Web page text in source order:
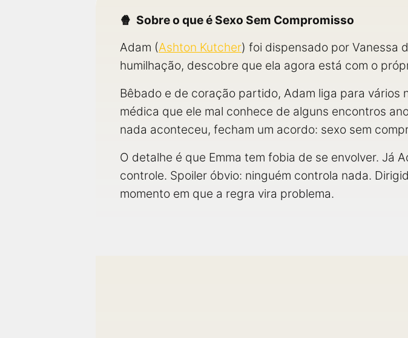
Sobre o que é Sexo Sem Compromisso
Adam (Ashton Kutcher) foi dispensado por Vanessa
humilhação, descobre que ela agora está com o
Bêbado e de coração partido, Adam liga para vários
médica que ele mal conhece de alguns encontros
nada aconteceu, fecham um acordo: sexo sem
O detalhe é que Emma tem fobia de se envolver. Já
controle. Spoiler óbvio: ninguém controla nada.
momento em que a regra vira problema.